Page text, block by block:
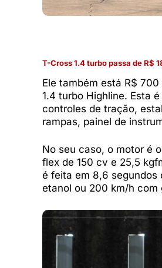
T-Cross 1.4 turbo passa de R$
Ele também está R$
1.4 turbo Highline. Esta
controles de tração,
rampas, painel de
No seu caso, o motor é
flex de 150 cv e 25,5
é feita em 8,6 segundos
etanol ou 200 km/h com